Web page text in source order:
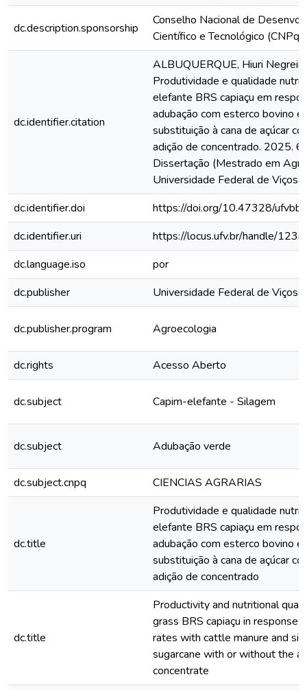
dc.description.sponsorship
Conselho Nacional de
Científico e Tecnológico (CNPq)
dc.identifier.citation
ALBUQUERQUE, Hiuri
Produtividade e qualidade
elefante BRS capiaçu em
adubação com esterco bovino
substituição à cana de açúcar
adição de concentrado. 2025.
Dissertação (Mestrado em
Universidade Federal de
dc.identifier.doi
https://doi.org/10.47328/
dc.identifier.uri
https://locus.ufv.br/handle/
dc.language.iso
por
dc.publisher
Universidade Federal de Viçosa
dc.publisher.program Agroecologia
dc.rights Acesso Aberto
dc.subject Capim-elefante - Silagem
dc.subject Adubação verde
dc.subject.cnpq CIENCIAS AGRARIAS
dc.title
Produtividade e qualidade
elefante BRS capiaçu em
adubação com esterco bovino
substituição à cana de açúcar
adição de concentrado
dc.title
Productivity and nutritional
grass BRS capiaçu in response
rates with cattle manure and
sugarcane with or without the
concentrate